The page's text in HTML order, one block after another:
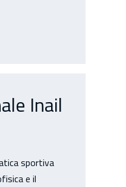
Inail
sportiva
e il